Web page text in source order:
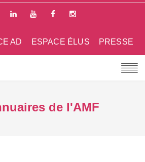
PRESSE
ESPACE ÉLUS
AD
de l'AMF